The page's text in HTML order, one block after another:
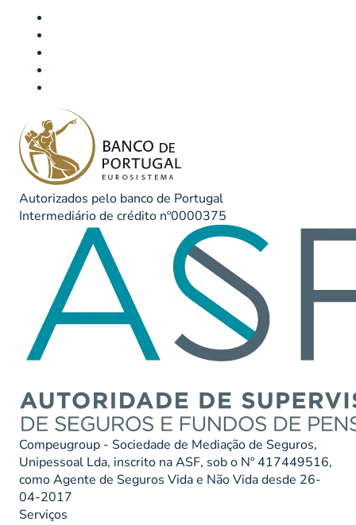
Autorizados pelo banco de Portugal
Intermediário de crédito nº0000375
Compeugroup - Sociedade de Mediação de Seguros,
Unipessoal Lda, inscrito na ASF, sob o Nº 417449516,
como Agente de Seguros Vida e Não Vida desde 26-
04-2017
Serviços